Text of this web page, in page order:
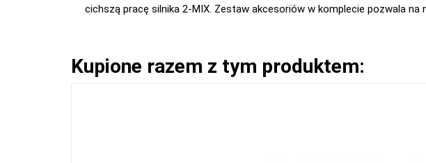
cichszą pracę silnika 2-MIX. Zestaw akcesoriów w komplecie pozwala
Kupione razem z tym produktem: